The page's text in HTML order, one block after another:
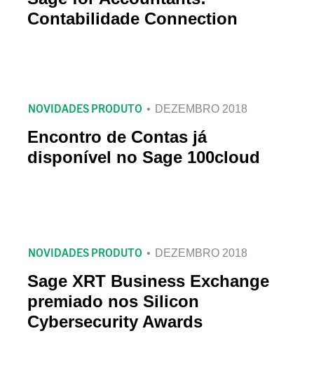
Contabilidade Connection
NOVIDADES PRODUTO DEZEMBRO 2018
Encontro de Contas já
disponível no Sage 100cloud
NOVIDADES PRODUTO DEZEMBRO 2018
Sage XRT Business Exchange
premiado nos Silicon
Cybersecurity Awards